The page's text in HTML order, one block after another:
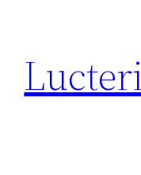
contenu